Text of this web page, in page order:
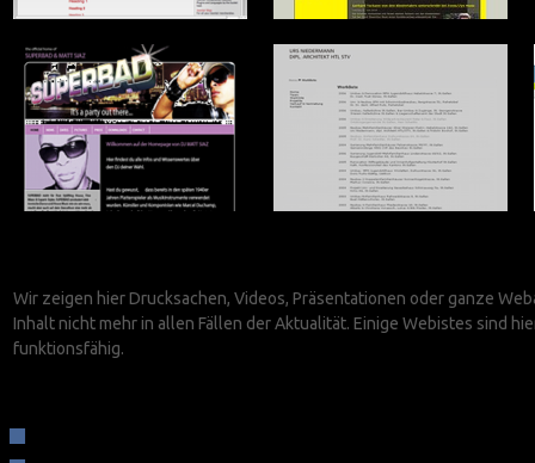
Wir zeigen hier Drucksachen, Videos, Präsentationen oder ganze
Inhalt nicht mehr in allen Fällen der Aktualität. Einige Webistes sind
funktionsfähig.